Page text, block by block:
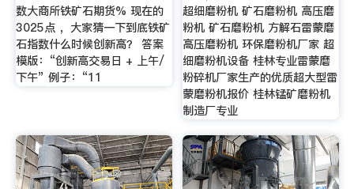
数大商所铁矿石期货% 现在的
3025点 ，大家猜一下到底铁矿
石指数什么时候创新高？ 答案
模版：“创新高交易日 + 上午/
下午” 例子：“11
超细磨粉机 矿石磨粉机 高压磨
粉机 矿石磨粉机 方解石雷蒙磨
高压磨粉机 环保磨粉机厂家 超
细磨粉机设备 桂林专业雷蒙磨
粉碎机厂家生产的优质超大型雷
蒙磨粉机报价 桂林锰矿磨粉机
制造厂专业